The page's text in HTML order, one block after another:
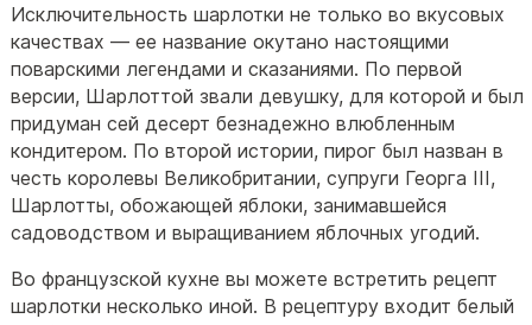
Исключительность шарлотки не только во вкусовых
качествах — ее название окутано настоящими
поварскими легендами и сказаниями. По первой
версии, Шарлоттой звали девушку, для которой и был
придуман сей десерт безнадежно влюбленным
кондитером. По второй истории, пирог был назван в
честь королевы Великобритании, супруги Георга III,
Шарлотты, обожающей яблоки, занимавшейся
садоводством и выращиванием яблочных угодий.
Во французской кухне вы можете встретить рецепт
шарлотки несколько иной. В рецептуру входит белый